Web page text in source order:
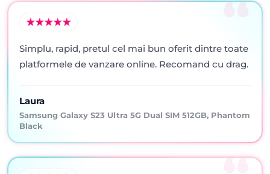
Simplu, rapid, pretul cel mai bun oferit dintre toate
platformele de vanzare online. Recomand cu drag.
Laura
Samsung Galaxy S23 Ultra 5G Dual SIM 512GB, Phantom
Black